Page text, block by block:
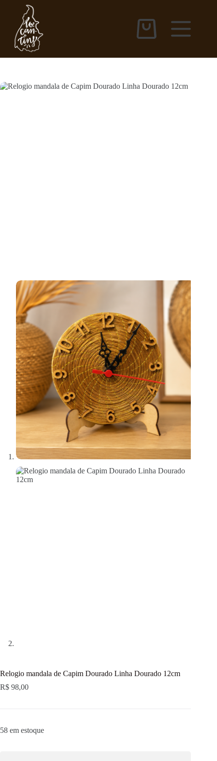
Relogio mandala de Capim Dourado Linha Dourado 12cm
R$ 98,00
58 em estoque